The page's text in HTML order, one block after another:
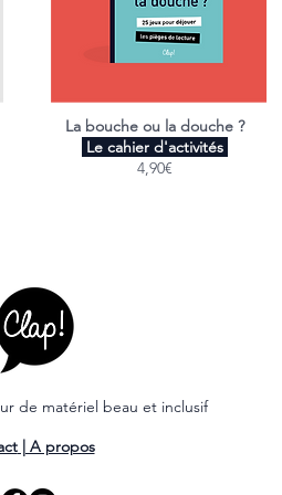
La bouche ou la douche ?
Le cahier d'activités
4,90€
de matériel beau et inclusif
| A propos